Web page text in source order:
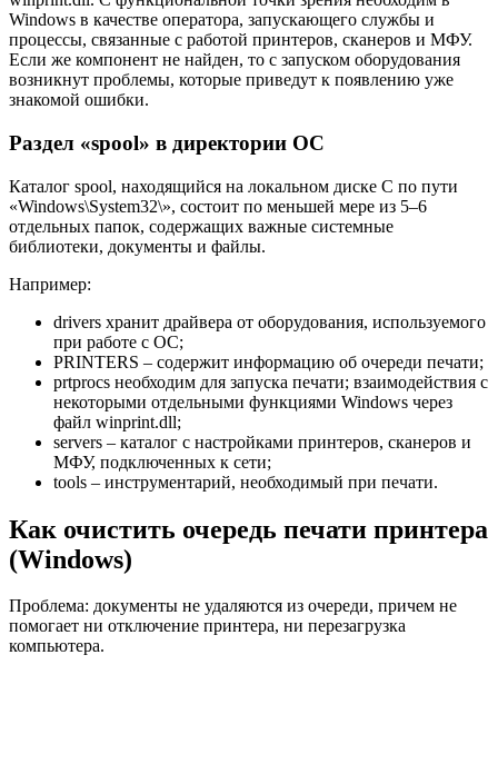
Windows в качестве оператора, запускающего службы и
процессы, связанные с работой принтеров, сканеров и МФУ.
Если же компонент не найден, то с запуском оборудования
возникнут проблемы, которые приведут к появлению уже
знакомой ошибки.
Раздел «spool» в директории ОС
Каталог spool, находящийся на локальном диске C по пути
«Windows\System32\», состоит по меньшей мере из 5–6
отдельных папок, содержащих важные системные
библиотеки, документы и файлы.
Например:
drivers хранит драйвера от оборудования, используемого
при работе с ОС;
PRINTERS – содержит информацию об очереди печати;
prtprocs необходим для запуска печати; взаимодействия с
некоторыми отдельными функциями Windows через
файл winprint.dll;
servers – каталог с настройками принтеров, сканеров и
МФУ, подключенных к сети;
tools – инструментарий, необходимый при печати.
Как очистить очередь печати принтера
(Windows)
Проблема: документы не удаляются из очереди, причем не
помогает ни отключение принтера, ни перезагрузка
компьютера.